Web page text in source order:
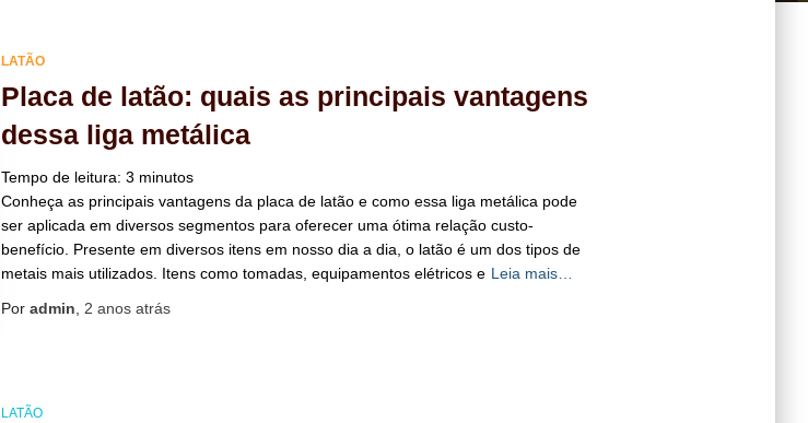
LATÃO
Placa de latão: quais as principais vantagens
dessa liga metálica
Tempo de leitura: 3 minutos
Conheça as principais vantagens da placa de latão e como essa liga metálica pode
ser aplicada em diversos segmentos para oferecer uma ótima relação custo-
benefício. Presente em diversos itens em nosso dia a dia, o latão é um dos tipos de
metais mais utilizados. Itens como tomadas, equipamentos elétricos e Leia mais…
Por admin 2 anosatrás
LATÃO